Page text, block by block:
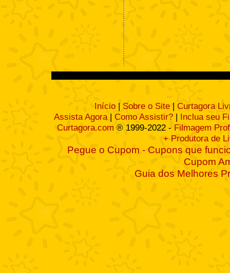
Início | Sobre o Site | Curtagora
Assista Agora| Como Assistir? | Inclua seu
Curtagora.com ® 1999-2022 - Filmagem
+ Produtora de
Pegue o Cupom - Cupons que
Cupom
Guia dos Melhores